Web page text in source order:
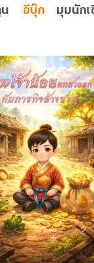
อีบุ๊ก มุมนักเ